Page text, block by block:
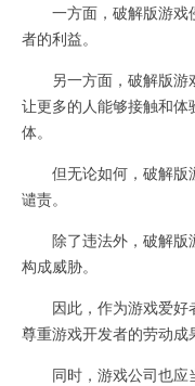
一方面，破解版游戏
者的利益。
另一方面，破解版游
让更多的人能够接触和
体。
但无论如何，破解版
谴责。
除了违法外，破解版
构成威胁。
因此，作为游戏爱好
尊重游戏开发者的劳动成
同时，游戏公司也应